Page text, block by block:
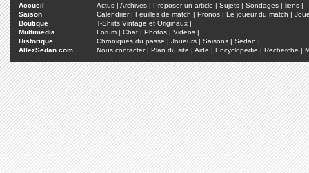
Accueil Actus | Archives | Proposer un article | Sujets | Sondages | liens |
Saison
Calendrier| Feuilles de match | Pronos | Le joueur du match |
Boutique
T-Shirts Vintage et Originaux |
Multimedia
Forum | Chat | Photos | Videos |
Historique
Chroniques du passé | Joueurs | Saisons | Sedan |
AllezSedan.com
Nous contacter| Plan du site | Aide | Encyclopedie | Recherche |